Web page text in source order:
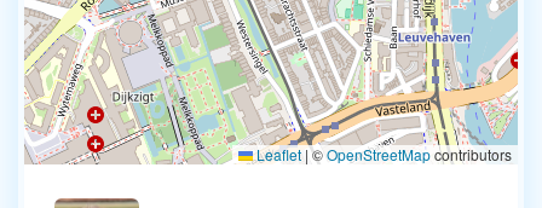
Leaflet |©OpenStreetMapcontributors